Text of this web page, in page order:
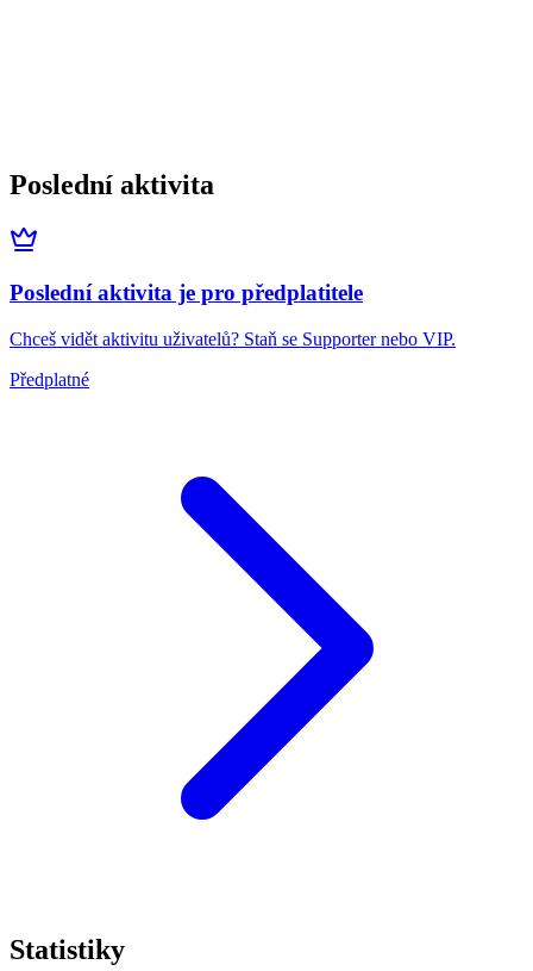
Poslední aktivita
Poslední aktivita je pro předplatitele
Chceš vidět aktivitu uživatelů? Staň se Supporter nebo VIP.
Předplatné
Statistiky